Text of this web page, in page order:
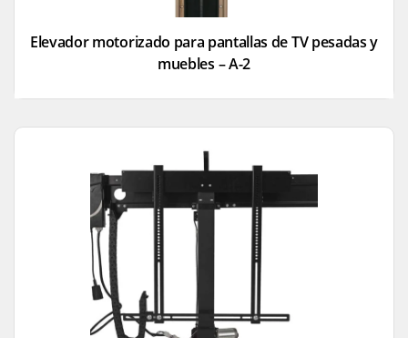
Elevador motorizado para pantallas de TV pesadas y
muebles – A-2